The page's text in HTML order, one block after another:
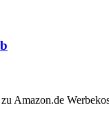
Amazon.de